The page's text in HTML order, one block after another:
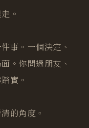
。
事。一個決定、
。你問過朋友、
實。
的角度。